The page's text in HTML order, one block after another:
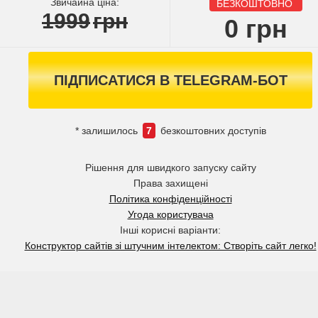
1999грн
БЕЗКОШТОВНО
0 грн
ПІДПИСАТИСЯ В TELEGRAM-БОТ
* залишилось 7 безкоштовних доступів
Рішення для швидкого запуску сайту
Права захищені
Політика конфіденційності
Угода користувача
Інші корисні варіанти:
Конструктор сайтів зі штучним інтелектом: Створіть сайт легко!